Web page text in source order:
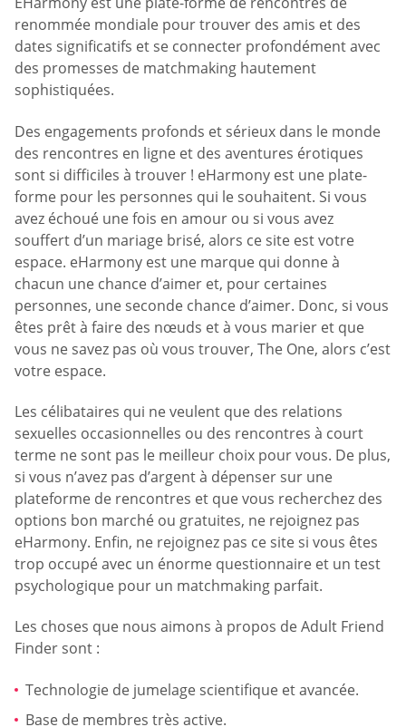
renommée mondiale pour trouver des amis et des
dates significatifs et se connecter profondément avec
des promesses de matchmaking hautement
sophistiquées.
Des engagements profonds et sérieux dans le monde
des rencontres en ligne et des aventures érotiques
sont si difficiles à trouver ! eHarmony est une plate-
forme pour les personnes qui le souhaitent. Si vous
avez échoué une fois en amour ou si vous avez
souffert d’un mariage brisé, alors ce site est votre
espace. eHarmony est une marque qui donne à
chacun une chance d’aimer et, pour certaines
personnes, une seconde chance d’aimer. Donc, si vous
êtes prêt à faire des nœuds et à vous marier et que
vous ne savez pas où vous trouver, The One, alors c’est
votre espace.
Les célibataires qui ne veulent que des relations
sexuelles occasionnelles ou des rencontres à court
terme ne sont pas le meilleur choix pour vous. De plus,
si vous n’avez pas d’argent à dépenser sur une
plateforme de rencontres et que vous recherchez des
options bon marché ou gratuites, ne rejoignez pas
eHarmony. Enfin, ne rejoignez pas ce site si vous êtes
trop occupé avec un énorme questionnaire et un test
psychologique pour un matchmaking parfait.
Les choses que nous aimons à propos de Adult Friend
Finder sont :
Technologie de jumelage scientifique et avancée.
Base de membres très active.